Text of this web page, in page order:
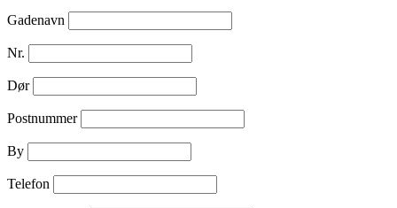
Gadenavn
Nr.
Dør
Postnummer
By
Telefon